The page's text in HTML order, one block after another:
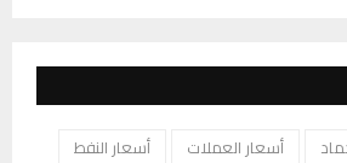
أسعار العملات
أسعار النفط